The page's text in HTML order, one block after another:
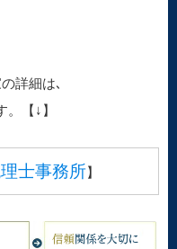
詳細は､
【↓】
士事務所】